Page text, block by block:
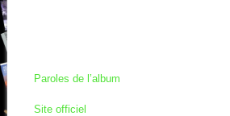
Paroles de l’album
Site officiel